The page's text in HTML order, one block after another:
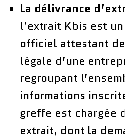
La délivrance
l’extrait Kbis est
officiel attestant
légale d’une
regroupant
informations
greffe est chargée
extrait, dont la